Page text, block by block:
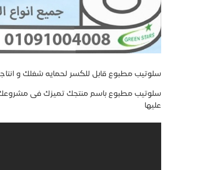
سلوتيب مطبوع قابل للكسر لحمايه شغلك و
سلوتيب مطبوع باسم منتجك تميزك فى
عليها